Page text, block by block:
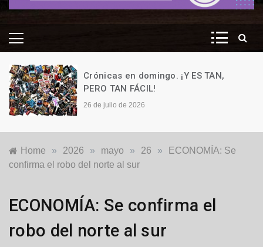
Crónicas en domingo. ¡Y ES TAN,
PERO TAN FÁCIL!
26 de julio de 2026
Home » 2026 » mayo » 26 »
ECONOMÍA: Se
confirma el robo del norte al sur
Destacadas ,
Internacionales
ECONOMÍA: Se confirma el
robo del norte al sur